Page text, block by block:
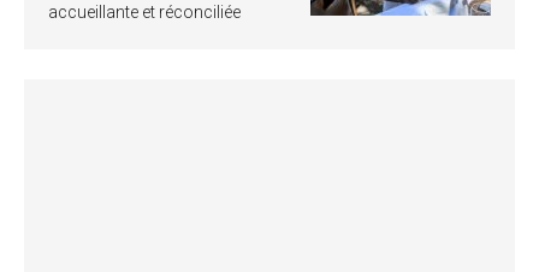
accueillante et réconciliée